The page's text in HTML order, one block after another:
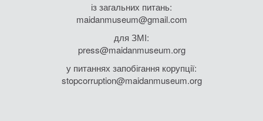
із загальних питань:
maidanmuseum@gmail.com
для ЗМІ:
press@maidanmuseum.org
у питаннях запобігання корупції:
stopcorruption@maidanmuseum.org